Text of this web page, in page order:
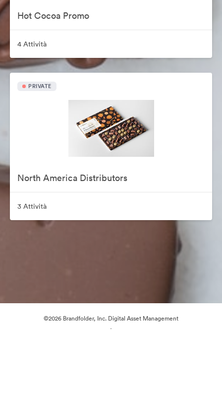
Hot Cocoa Promo
4 Attività
PRIVATE
North America Distributors
3 Attività
©2026 Brandfolder, Inc. Digital Asset Management
·